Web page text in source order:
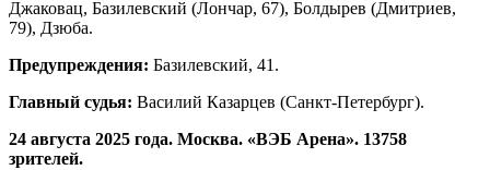
Джаковац, Базилевский (Лончар, 67), Болдырев (Дмитриев,
79), Дзюба.
Предупреждения: Базилевский, 41.
Главный судья: Василий Казарцев (Санкт-Петербург).
24 августа 2025 года. Москва. «ВЭБ Арена». 13758
зрителей.